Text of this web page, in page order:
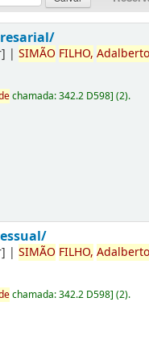
|SIMÃO FILHO, Adalberto
chamada:342.2 D598](2).
|SIMÃO FILHO, Adalberto
chamada:342.2 D598](2).